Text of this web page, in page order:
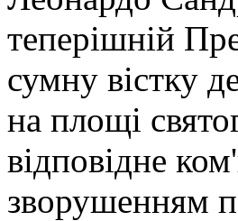
теперішній
сумну вістку
на площі
відповідне
зворушенням